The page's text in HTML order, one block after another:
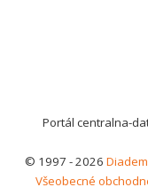
Portál centralna-
© 1997 - 2026
Všeobecné